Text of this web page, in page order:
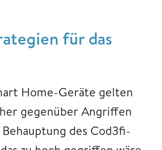
für das
Home-Geräte gelten
gegenüber Angriffen
des Cod3fi-